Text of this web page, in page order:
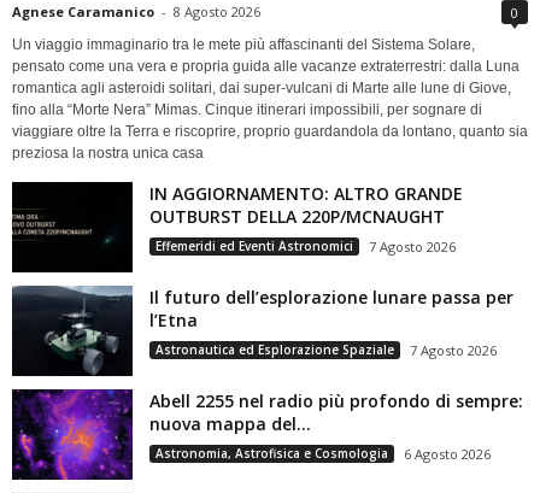
Agnese Caramanico - 8 Agosto 2026 0
Un viaggio immaginario tra le mete più affascinanti del Sistema Solare,
pensato come una vera e propria guida alle vacanze extraterrestri: dalla Luna
romantica agli asteroidi solitari, dai super-vulcani di Marte alle lune di Giove,
fino alla “Morte Nera” Mimas. Cinque itinerari impossibili, per sognare di
viaggiare oltre la Terra e riscoprire, proprio guardandola da lontano, quanto sia
preziosa la nostra unica casa
IN AGGIORNAMENTO: ALTRO GRANDE
OUTBURST DELLA 220P/MCNAUGHT
Effemeridi ed Eventi Astronomici 7 Agosto 2026
Il futuro dell’esplorazione lunare passa per
l’Etna
Astronautica ed Esplorazione Spaziale 7 Agosto 2026
Abell 2255 nel radio più profondo di sempre:
nuova mappa del...
Astronomia, Astrofisica e Cosmologia 6 Agosto 2026